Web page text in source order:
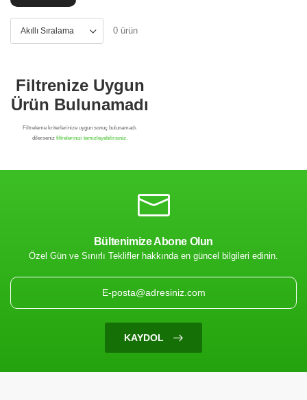
0 ürün
Filtrenize Uygun
Ürün Bulunamadı
Bültenimize Abone Olun
Özel Gün ve Sınırlı Teklifler hakkında en güncel bilgileri edinin.
KAYDOL